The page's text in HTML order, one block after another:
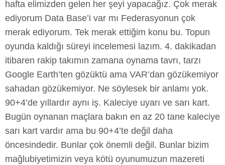
hafta elimizden gelen her şeyi yapacağız. Çok merak
ediyorum Data Base’i var mı Federasyonun çok
merak ediyorum. Tek merak ettiğim konu bu. Topun
oyunda kaldığı süreyi incelemesi lazım. 4. dakikadan
itibaren rakip takımın zamana oynama tavrı, tarzı
Google Earth’ten gözüktü ama VAR’dan gözükemiyor
sahadan gözükemiyor. Ne söylesek bir anlamı yok.
90+4’de yıllardır aynı iş. Kaleciye uyarı ve sarı kart.
Bugün oynanan maçlara bakın en az 20 tane kaleciye
sarı kart vardır ama bu 90+4’te değil daha
öncesindedir. Bunlar çok önemli değil. Bunlar bizim
mağlubiyetimizin veya kötü oyunumuzun mazereti